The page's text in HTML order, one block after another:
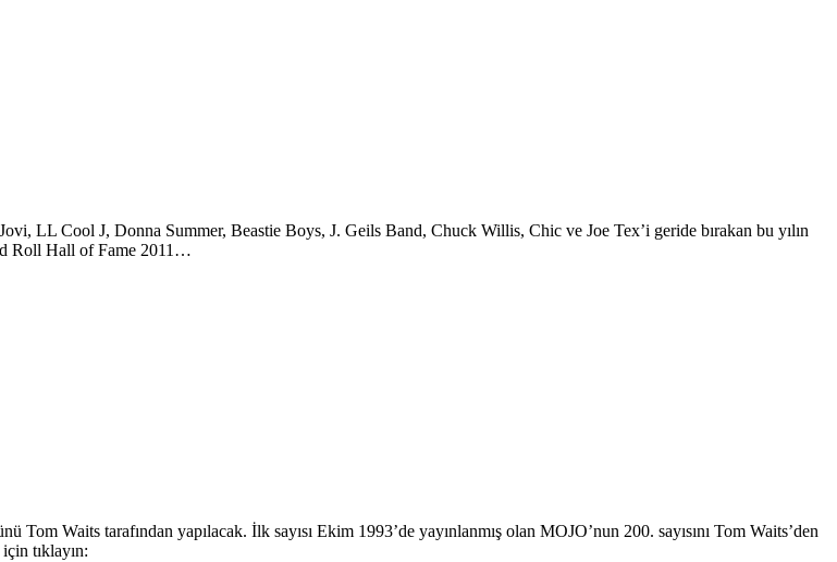
LL Cool J, Donna Summer, Beastie Boys, J. Geils Band, Chuck Willis, Chic ve Joe Tex’i geride bırakan bu yılın
Roll Hall of Fame 2011…
Waits tarafından yapılacak. İlk sayısı Ekim 1993’de yayınlanmış olan MOJO’nun 200. sayısını Tom Waits’den
tıklayın: